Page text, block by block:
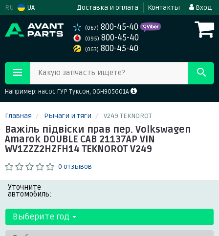
RU UA Доставка и оплата Контакты Вход
(067) 800-45-40
(095) 800-45-40
(063) 800-45-40
Какую запчасть ищете?
Например: насос ГУР Туксон, 06H905601A
Главная Рычаги и тяги V249 TEKNOROT
Важіль підвіски прав пер. Volkswagen
Amarok DOUBLE CAB 21137AP VIN
WV1ZZZ2HZFH14 TEKNOROT V249
0 отзывов
Уточните
автомобиль:
Выберите год